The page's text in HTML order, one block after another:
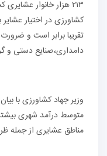
۲۱۳ هزار خانوار
کشاورزی در اختیار
تقریبا برابر است و
دامداری،صنایع دستی و
وزیر جهاد کشاورزی با
متوسط درآمد شهری
مناطق عشایری از جمله